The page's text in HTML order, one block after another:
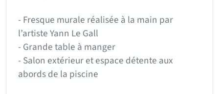
- Fresque murale réalisée à la main par
l’artiste Yann Le Gall
- Grande table à manger
- Salon extérieur et espace détente aux
abords de la piscine